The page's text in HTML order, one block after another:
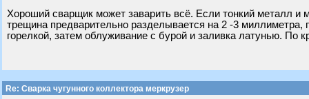
Хороший сварщик может заварить всё. Если тонкий металл и
трещина предварительно разделывается на 2 -3 миллиметра,
горелкой, затем облуживание с бурой и заливка латунью. По
Re: Сварка чугунного коллектора меркрузер